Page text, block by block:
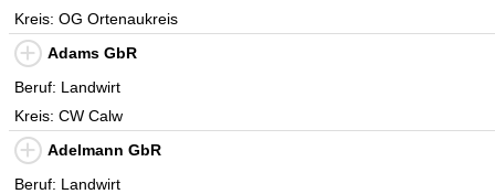
Kreis: OG Ortenaukreis
Adams GbR
Beruf: Landwirt
Kreis: CW Calw
Adelmann GbR
Beruf: Landwirt